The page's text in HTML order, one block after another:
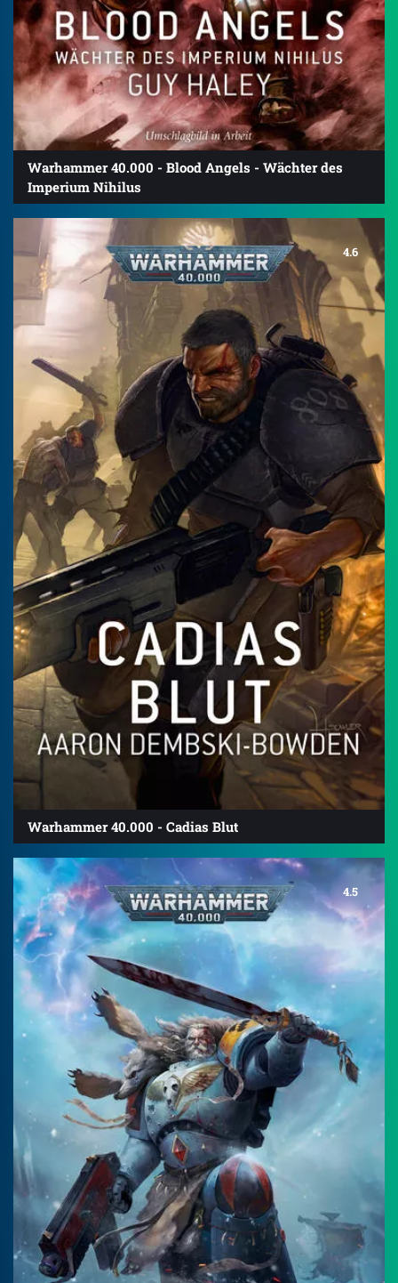
Warhammer 40.000 - Blood Angels - Wächter des
Imperium Nihilus
4.6
Warhammer 40.000 - Cadias Blut
4.5